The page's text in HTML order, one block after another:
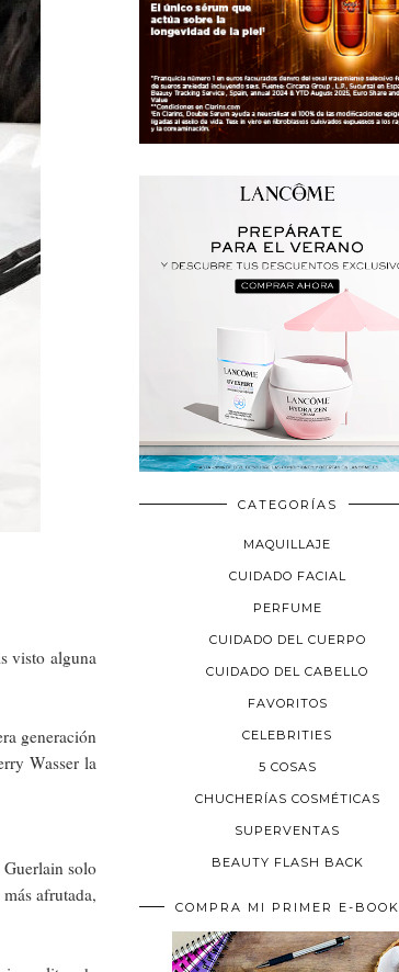
visto alguna
generación
Wasser la
Guerlain solo
afrutada,
CATEGORÍAS
MAQUILLAJE
CUIDADO FACIAL
PERFUME
CUIDADO DEL CUERPO
CUIDADO DEL CABELLO
FAVORITOS
CELEBRITIES
5 COSAS
CHUCHERÍAS COSMÉTICAS
SUPERVENTAS
BEAUTY FLASH BACK
COMPRA MI PRIMER E-BOOK